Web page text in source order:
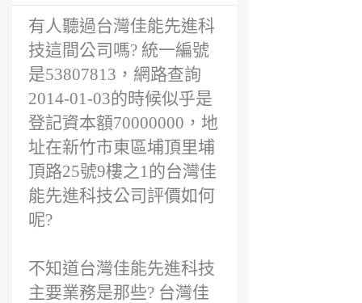
前
有人聽過台灣佳能先進科
技這間公司嗎? 統一編號
是53807813，網路查詢
2014-01-03的時候似乎是
登記資本額70000000，地
址在新竹市東區埔頂里埔
頂路25號9樓之1的台灣佳
能先進科技公司評價如何
呢?
不知道台灣佳能先進科技
主要業務是那些? 台灣佳